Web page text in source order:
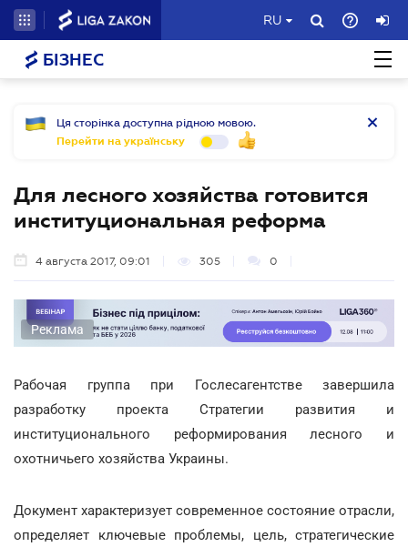
RU
БІЗНЕС
Ця сторінка доступна рідною мовою.
Перейти на українську
Для лесного хозяйства готовится
институциональная реформа
4 августа 2017, 09:01 305 0
Реклама
Рабочая группа при Гослесагентстве завершила
разработку проекта Стратегии развития и
институционального реформирования лесного и
охотничьего хозяйства Украины.
Документ характеризует современное состояние отрасли,
определяет ключевые проблемы, цель, стратегические